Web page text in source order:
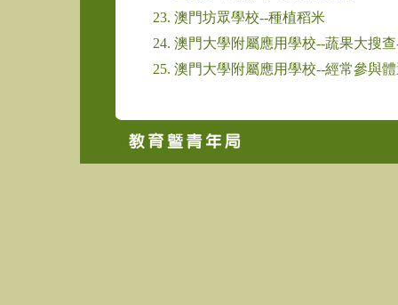
23. 澳門坊眾學校--種植稻米
24. 澳門大學附屬應用學校--蔬果大搜
25. 澳門大學附屬應用學校--經常參與